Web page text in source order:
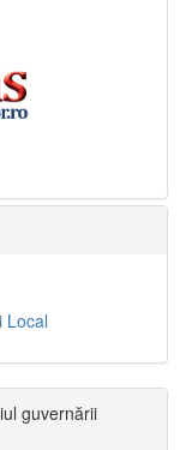
Local
guvernării